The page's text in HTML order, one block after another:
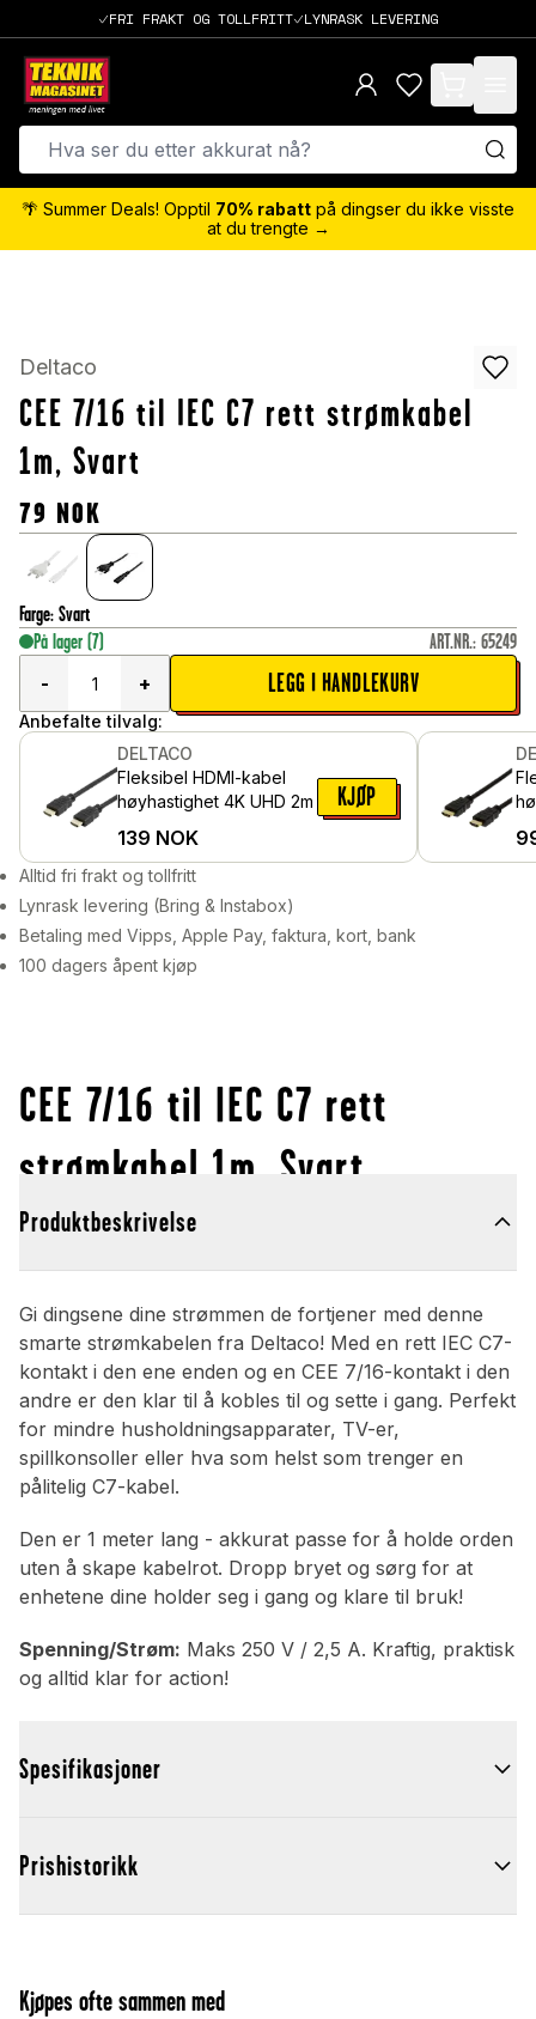
FRI FRAKT OG TOLLFRITT LYNRASK LEVERING
items in cart,
🌴 Summer Deals! Opptil 70% rabatt på dingser du ikke visste
at du trengte →
Deltaco
CEE 7/16 til IEC C7 rett strømkabel
1m, Svart
79 NOK
Farge: Svart
På lager (7) ART.NR.: 65249
-
+ LEGG I HANDLEKURV
Anbefalte tilvalg:
DELTACO
Fleksibel HDMI-kabel
høyhastighet 4K UHD 2m
139 NOK
KJØP
Alltid fri frakt og tollfritt
Lynrask levering (Bring & Instabox)
Betaling med Vipps, Apple Pay, faktura, kort, bank
100 dagers åpent kjøp
CEE 7/16 til IEC C7 rett
strømkabel 1m, Svart
Produktbeskrivelse
Gi dingsene dine strømmen de fortjener med denne
smarte strømkabelen fra Deltaco! Med en rett IEC C7-
kontakt i den ene enden og en CEE 7/16-kontakt i den
andre er den klar til å kobles til og sette i gang. Perfekt
for mindre husholdningsapparater, TV-er,
spillkonsoller eller hva som helst som trenger en
pålitelig C7-kabel.
Den er 1 meter lang - akkurat passe for å holde orden
uten å skape kabelrot. Dropp bryet og sørg for at
enhetene dine holder seg i gang og klare til bruk!
Spenning/Strøm: Maks 250 V / 2,5 A. Kraftig, praktisk
og alltid klar for action!
Spesifikasjoner
Prishistorikk
Kjøpes ofte sammen med